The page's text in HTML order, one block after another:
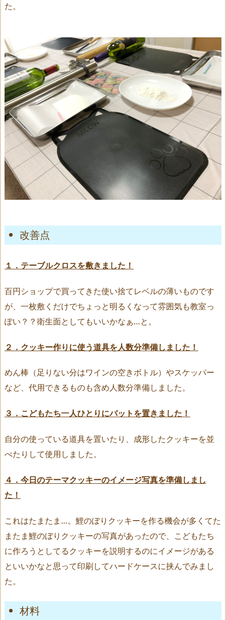
た。
改善点
１．テーブルクロスを敷きました！
百円ショップで買ってきた使い捨てレベルの薄いものです
が、一枚敷くだけでちょっと明るくなって雰囲気も教室っ
ぽい？？衛生面としてもいいかなぁ…と。
２．クッキー作りに使う道具を人数分準備しました！
めん棒（足りない分はワインの空きボトル）やスケッパー
など、代用できるものも含め人数分準備しました。
３．こどもたち一人ひとりにバットを置きました！
自分の使っている道具を置いたり、成形したクッキーを並
べたりして使用しました。
４．今日のテーマクッキーのイメージ写真を準備しまし
た！
これはたまたま…。鯉のぼりクッキーを作る機会が多くてた
またま鯉のぼりクッキーの写真があったので、こどもたち
に作ろうとしてるクッキーを説明するのにイメージがある
といいかなと思って印刷してハードケースに挟んでみまし
た。
材料